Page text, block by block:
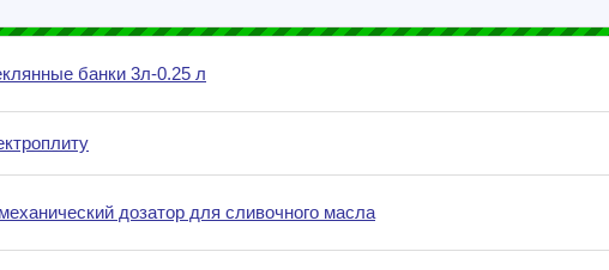
банки 3л-0.25 л
дозатор для сливочного масла